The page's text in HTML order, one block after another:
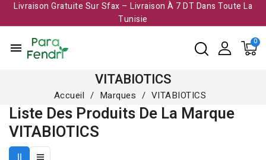
Livraison Gratuite Sur Sfax – Livraison À 7 DT Dans Toute La
Tunisie​
menu
VITABIOTICS
Accueil Marques VITABIOTICS
Liste Des Produits De La Marque
VITABIOTICS